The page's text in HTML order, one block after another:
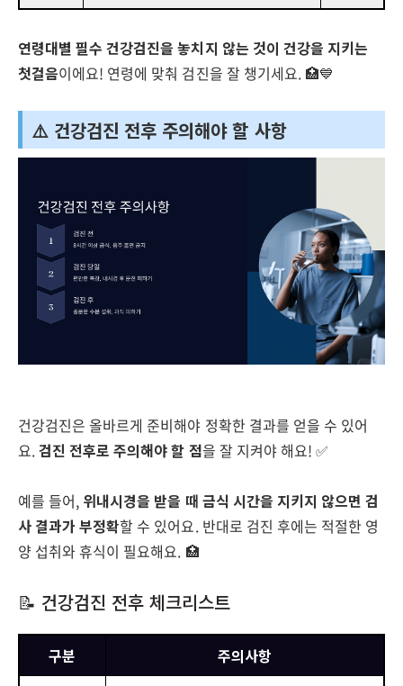
연령대별 필수 건강검진을 놓치지 않는 것이 건강을 지키는
첫걸음이에요! 연령에 맞춰 검진을 잘 챙기세요. 🏥💙
⚠️ 건강검진 전후 주의해야 할 사항
건강검진은 올바르게 준비해야 정확한 결과를 얻을 수 있어
요.검진 전후로 주의해야 할 점을 잘 지켜야 해요! ✅
예를 들어, 위내시경을 받을 때 금식 시간을 지키지 않으면 검
사 결과가 부정확할 수 있어요. 반대로 검진 후에는 적절한 영
양 섭취와 휴식이 필요해요. 🏥
📝 건강검진 전후 체크리스트
구분
주의사항